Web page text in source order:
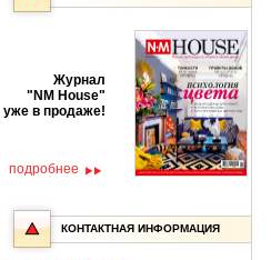
Журнал
"NM House"
уже в продаже!
подробнее
КОНТАКТНАЯ ИНФОРМАЦИЯ